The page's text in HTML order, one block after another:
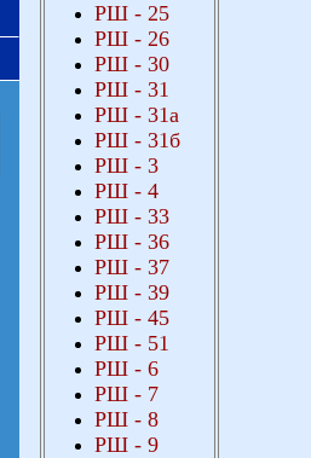
РШ - 25
РШ - 26
РШ - 30
РШ - 31
РШ - 31а
РШ - 31б
РШ - 3
РШ - 4
РШ - 33
РШ - 36
РШ - 37
РШ - 39
РШ - 45
РШ - 51
РШ - 6
РШ - 7
РШ - 8
РШ - 9